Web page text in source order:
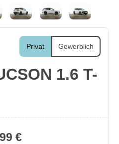
Privat Gewerblich
1.6 T-
€